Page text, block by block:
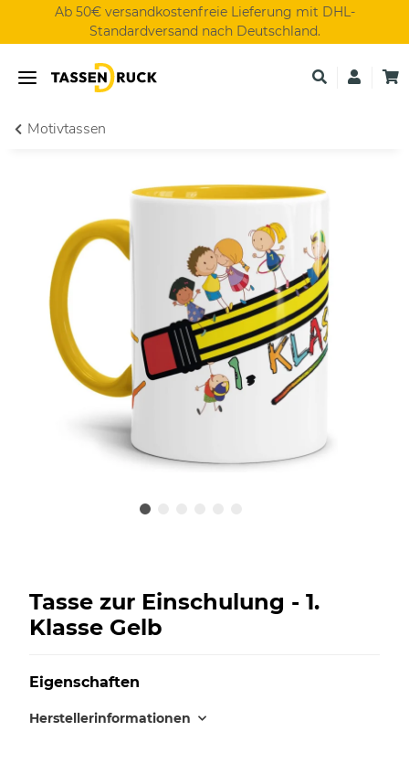
Ab 50€ versandkostenfreie Lieferung mit DHL-
Standardversand nach Deutschland.
Motivtassen
Tasse zur Einschulung - 1.
Klasse Gelb
Eigenschaften
Herstellerinformationen